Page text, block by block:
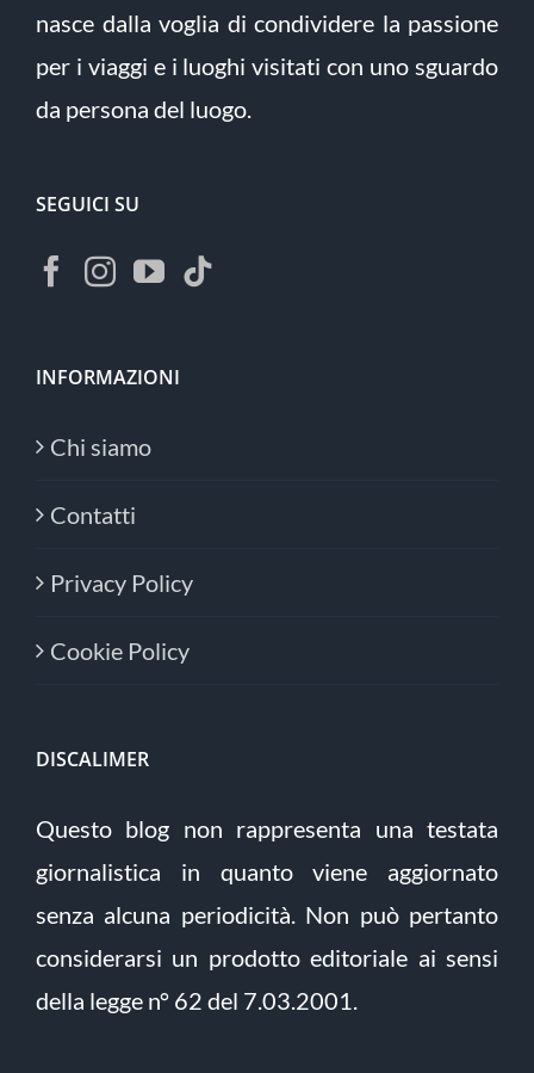
nasce dalla voglia di condividere la passione
per i viaggi e i luoghi visitati con uno sguardo
da persona del luogo.
SEGUICI SU
INFORMAZIONI
Chi siamo
Contatti
Privacy Policy
Cookie Policy
DISCALIMER
Questo blog non rappresenta una testata
giornalistica in quanto viene aggiornato
senza alcuna periodicità. Non può pertanto
considerarsi un prodotto editoriale ai sensi
della legge n° 62 del 7.03.2001.